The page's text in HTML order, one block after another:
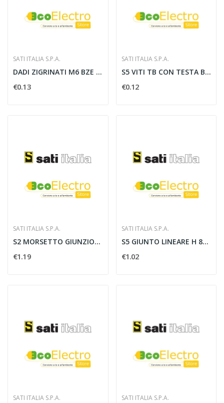
SATI ITALIA S.P.A.
DADI ZIGRINATI M6 BZE - SATI 2710501
€0.13
SATI ITALIA S.P.A.
S5 VITI TB CON TESTA BOMBATA M6X10 GIUNZIONI...
€0.12
SATI ITALIA S.P.A.
S2 MORSETTO GIUNZIONE LINEARE GSV 34 VG ZE -...
€1.19
SATI ITALIA S.P.A.
S5 GIUNTO LINEARE H 80 ZS - SATI 1043403
€1.02
SATI ITALIA S.P.A. SATI ITALIA S.P.A.